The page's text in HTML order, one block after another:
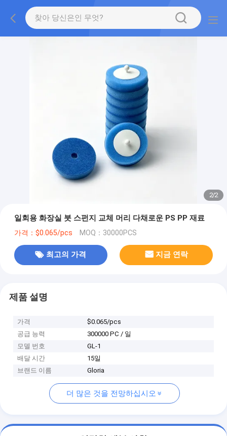
2/2
일회용 화장실 붓 스펀지 교체 머리 다채로운 PS PP 재료
가격：$0.065/pcs MOQ：30000PCS
최고의 가격 지금 연락
제품 설명
가격
$0.065/pcs
공급 능력
300000 PC / 일
모델 번호
GL-1
배달 시간
15일
브랜드 이름
Gloria
더 많은 것을 전망하십시오